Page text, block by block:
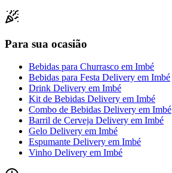
Para sua ocasião
Bebidas para Churrasco em Imbé
Bebidas para Festa Delivery em Imbé
Drink Delivery em Imbé
Kit de Bebidas Delivery em Imbé
Combo de Bebidas Delivery em Imbé
Barril de Cerveja Delivery em Imbé
Gelo Delivery em Imbé
Espumante Delivery em Imbé
Vinho Delivery em Imbé